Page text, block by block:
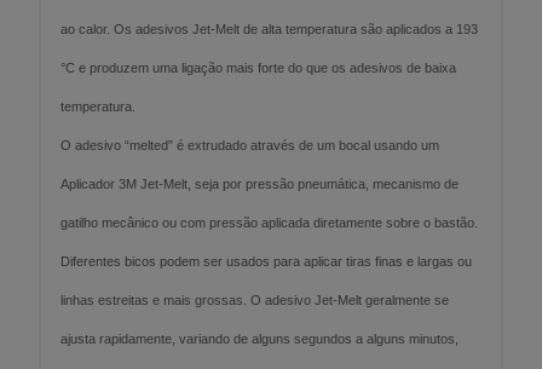
ao calor. Os adesivos Jet-Melt de alta temperatura são aplicados a 193
°C e produzem uma ligação mais forte do que os adesivos de baixa
temperatura.
O adesivo “melted” é extrudado através de um bocal usando um
Aplicador 3M Jet-Melt, seja por pressão pneumática, mecanismo de
gatilho mecânico ou com pressão aplicada diretamente sobre o bastão.
Diferentes bicos podem ser usados para aplicar tiras finas e largas ou
linhas estreitas e mais grossas. O adesivo Jet-Melt geralmente se
ajusta rapidamente, variando de alguns segundos a alguns minutos,